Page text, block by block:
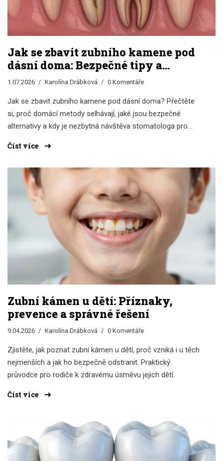
Jak se zbavit zubního kamene pod
dásní doma: Bezpečné tipy a
varování
1.07.2026 Karolína Drábková 0 Komentáře
Jak se zbavit zubního kamene pod dásní doma? Přečtěte
si, proč domácí metody selhávají, jaké jsou bezpečné
alternativy a kdy je nezbytná návštěva stomatologa pro
Číst více
Zubní kámen u dětí: Příznaky,
prevence a správné řešení
9.04.2026 Karolína Drábková 0 Komentáře
Zjistěte, jak poznat zubní kámen u dětí, proč vzniká i u těch
nejmenších a jak ho bezpečně odstranit. Praktický
průvodce pro rodiče k zdravému úsměvu jejich dětí.
Číst více